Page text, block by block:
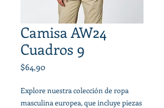
Camisa AW24
Cuadros 9
$64,90Precio
Explore nuestra colección de ropa
masculina europea, que incluye piezas